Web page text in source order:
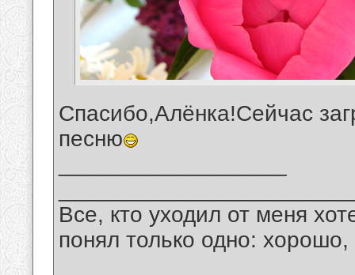
Спасибо,Алёнка!Сейчас
песню
Все, кто уходил от меня
понял только одно: